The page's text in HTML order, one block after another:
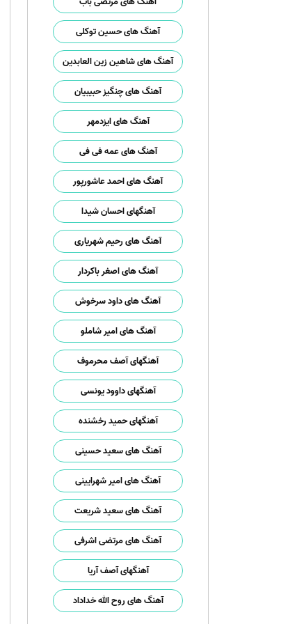
آهنگ های حسین توکلی
آهنگ های شاهین زین العابدین
آهنگ های چنگیز حبیبیان
آهنگ های ایزدمهر
آهنگ های عمه فی فی
آهنگ های احمد عاشورپور
آهنگهای احسان شیدا
آهنگ های رحیم شهریاری
آهنگ های اصغر باکردار
آهنگ های داود سرخوش
آهنگ های امیر شاملو
آهنگهای آصف محرموف
آهنگهای داوود یونسی
آهنگهای حمید رخشنده
آهنگ های سعید حسینی
آهنگ های امیر شهرایینی
آهنگ های سعید شریعت
آهنگ های مرتضی اشرفی
آهنگهای آصف آریا
آهنگ های روح الله خداداد